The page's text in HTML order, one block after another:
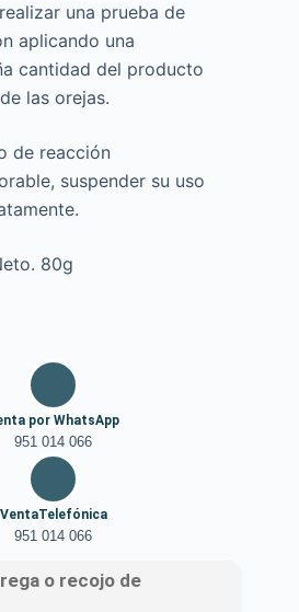
una prueba de
aplicando una
cantidad del producto
las orejas.
de reacción
suspender su uso
80g
por WhatsApp
951 014 066
VentaTelefónica
951 014 066
o recojo de